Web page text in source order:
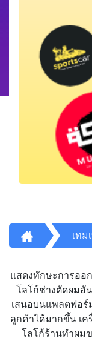
เทม
แสดงทักษะการออ
โลโก้ช่างตัดผมอั
เสนอบนแพลตฟอร์
ลูกค้าได้มากขึ้น เค
โลโก้ร้านทำผม